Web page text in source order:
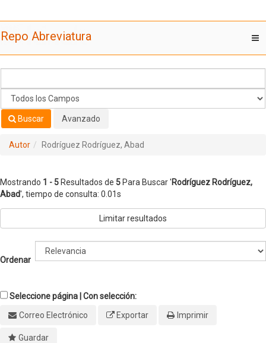
Abad'
Repo Abreviatura
Buscar Avanzado
Autor Rodríguez Rodríguez, Abad
Mostrando 1 - 5 Resultados de 5 Para Buscar 'Rodríguez Rodríguez,
Abad', tiempo de consulta: 0.01s
Limitar resultados
Ordenar
Seleccione página | Con selección:
Correo Electrónico
Exportar Imprimir
Guardar